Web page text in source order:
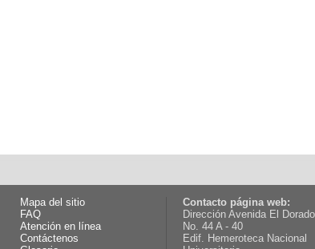
Mapa del sitio
FAQ
Atención en línea
Contáctenos
Contacto página web:
Dirección Avenida El Dorado
No. 44 A - 40
Edif. Hemeroteca Nacional